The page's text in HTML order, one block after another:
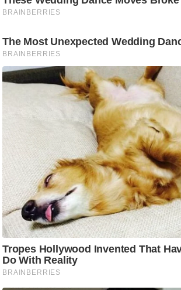
वु
हॉ
वु
मी
क्षा
B
r
a
k
i